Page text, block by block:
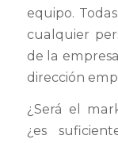
equipo.
cualquier
de la
dirección
¿Será el
¿es